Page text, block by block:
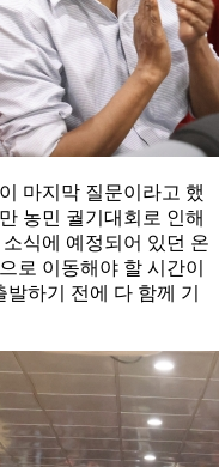
마지막 질문이라고 했
농민 궐기대회로 인해
식에 예정되어 있던 온
로 이동해야 할 시간이
하기 전에 다 함께 기